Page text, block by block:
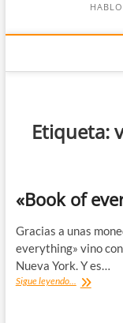
Etiqueta:
«Book of
Gracias a unas
everything» vino
Nueva York. Y es…
Sigue leyendo... «Book